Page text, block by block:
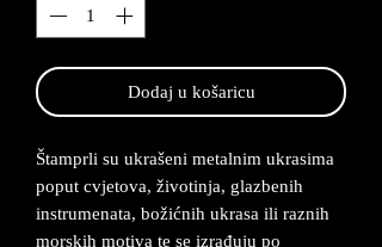
Dodaj u košaricu
Štamprli su ukrašeni metalnim ukrasima
poput cvjetova, životinja, glazbenih
instrumenata, božićnih ukrasa ili raznih
morskih motiva te se izrađuju po